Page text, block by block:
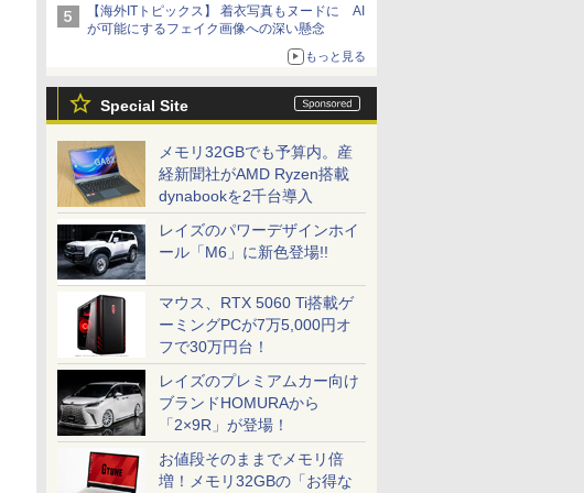
【海外ITトピックス】 着衣写真もヌードに AI
が可能にするフェイク画像への深い懸念
もっと見る
Special Site
メモリ32GBでも予算内。産
経新聞社がAMD Ryzen搭載
dynabookを2千台導入
レイズのパワーデザインホイ
ール「M6」に新色登場!!
マウス、RTX 5060 Ti搭載ゲ
ーミングPCが7万5,000円オ
フで30万円台！
レイズのプレミアムカー向け
ブランドHOMURAから
「2×9R」が登場！
お値段そのままでメモリ倍
増！メモリ32GBの「お得な